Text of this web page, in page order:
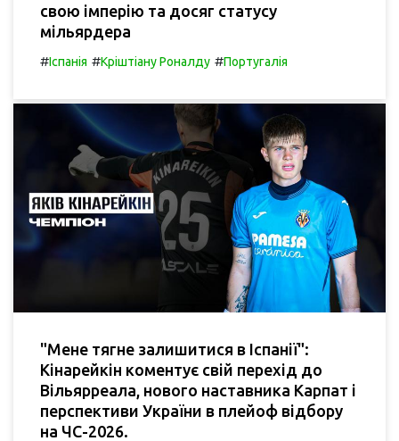
свою імперію та досяг статусу
мільярдера
#Іспанія #Кріштіану Роналду #Португалія
"Мене тягне залишитися в Іспанії":
Кінарейкін коментує свій перехід до
Вільярреала, нового наставника Карпат і
перспективи України в плейоф відбору
на ЧС-2026.